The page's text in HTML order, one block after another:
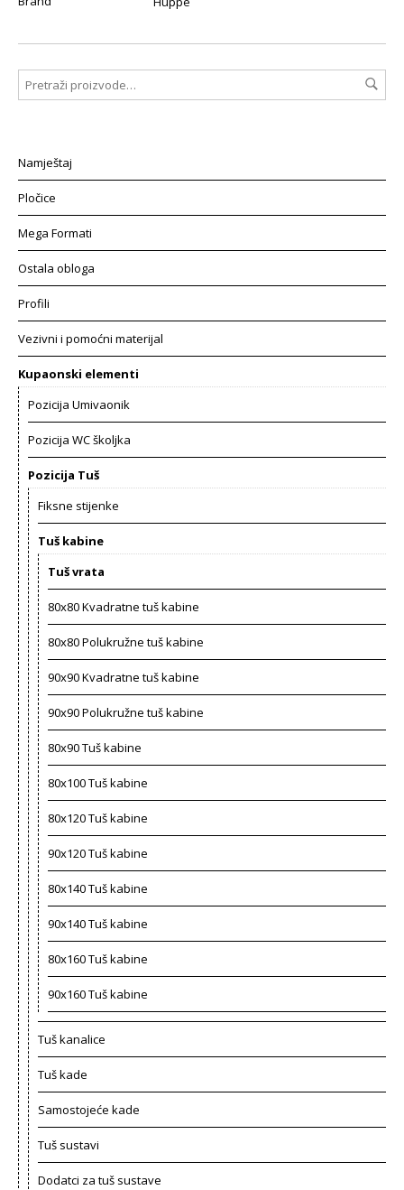
Namještaj
Pločice
Mega Formati
Ostala obloga
Profili
Vezivni i pomoćni materijal
Kupaonski elementi
Pozicija Umivaonik
Pozicija WC školjka
Pozicija Tuš
Fiksne stijenke
Tuš kabine
Tuš vrata
80x80 Kvadratne tuš kabine
80x80 Polukružne tuš kabine
90x90 Kvadratne tuš kabine
90x90 Polukružne tuš kabine
80x90 Tuš kabine
80x100 Tuš kabine
80x120 Tuš kabine
90x120 Tuš kabine
80x140 Tuš kabine
90x140 Tuš kabine
80x160 Tuš kabine
90x160 Tuš kabine
Tuš kanalice
Tuš kade
Samostojeće kade
Tuš sustavi
Dodatci za tuš sustave